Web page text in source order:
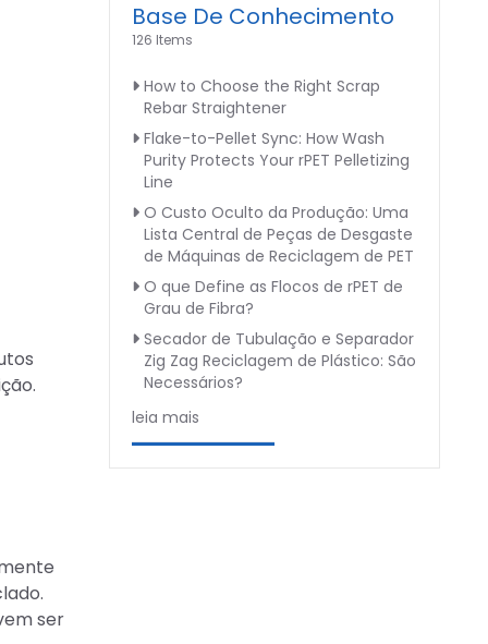
ser
Base De Conhecimento
126 Items
How to Choose the Right Scrap
Rebar Straightener
Flake-to-Pellet Sync: How Wash
Purity Protects Your rPET Pelletizing
Line
O Custo Oculto da Produção: Uma
Lista Central de Peças de Desgaste
de Máquinas de Reciclagem de PET
O que Define as Flocos de rPET de
Grau de Fibra?
Secador de Tubulação e Separador
Zig Zag Reciclagem de Plástico: São
Necessários?
leia mais